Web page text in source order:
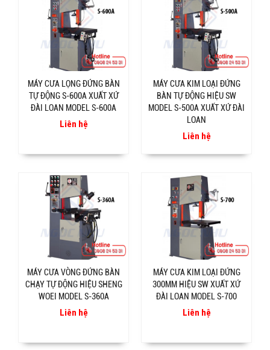
MÁY CƯA LỌNG ĐỨNG BÀN
TỰ ĐỘNG S-600A XUẤT XỨ
ĐÀI LOAN MODEL S-600A
Liên hệ
MÁY CƯA KIM LOẠI ĐỨNG
BÀN TỰ ĐỘNG HIỆU SW
MODEL S-500A XUẤT XỨ ĐÀI
LOAN
Liên hệ
MÁY CƯA VÒNG ĐỨNG BÀN
CHẠY TỰ ĐỘNG HIỆU SHENG
WOEI MODEL S-360A
Liên hệ
MÁY CƯA KIM LOẠI ĐỨNG
300MM HIỆU SW XUẤT XỨ
ĐÀI LOAN MODEL S-700
Liên hệ